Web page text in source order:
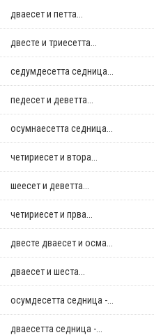
дваесет и петта...
двестe и триесетта...
седумдесетта седница...
педесет и деветта...
осумнaесетта седница...
четириесет и втора...
шеесет и деветта...
четириесет и прва...
двестe дваесет и осма...
дваесет и шеста...
осумдесетта седница -...
дваесетта седница -...